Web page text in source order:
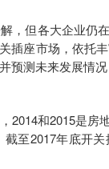
，但各大企业仍
插座市场，依托
预测未来发展情
2014和2015是
至2017年底开